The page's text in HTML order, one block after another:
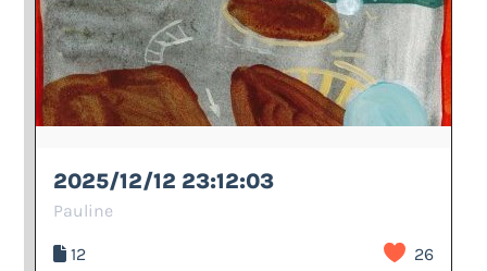
2025/12/12 23:12:03
Pauline
12 26